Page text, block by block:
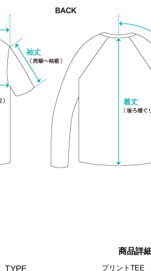
商品詳細
TYPE プリントTEE